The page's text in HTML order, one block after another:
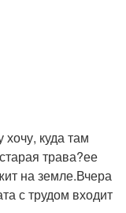
куда там
трава?ее
на земле.Вчера
с трудом входит